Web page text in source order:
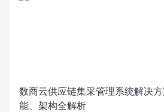
数商云供应链集采管理系统解决
能、架构全解析